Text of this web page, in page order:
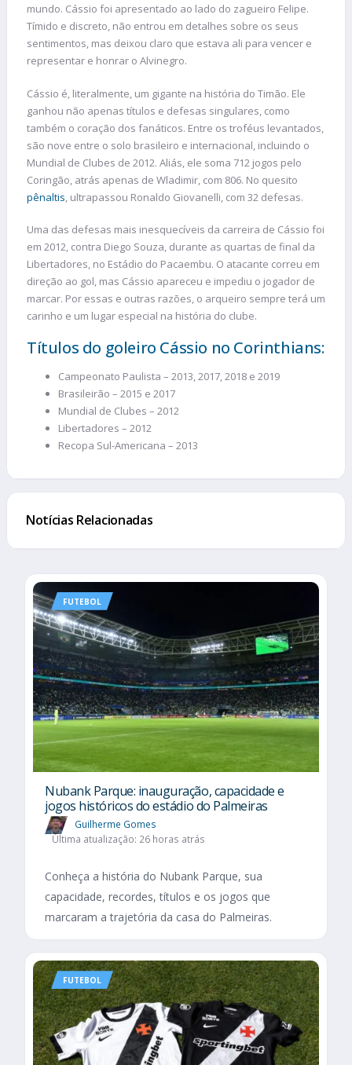
mundo. Cássio foi apresentado ao lado do zagueiro Felipe.
Tímido e discreto, não entrou em detalhes sobre os seus
sentimentos, mas deixou claro que estava ali para vencer e
representar e honrar o Alvinegro.
Cássio é, literalmente, um gigante na história do Timão. Ele
ganhou não apenas títulos e defesas singulares, como
também o coração dos fanáticos. Entre os troféus levantados,
são nove entre o solo brasileiro e internacional, incluindo o
Mundial de Clubes de 2012. Aliás, ele soma 712 jogos pelo
Coringão, atrás apenas de Wladimir, com 806. No quesito
pênaltis, ultrapassou Ronaldo Giovanelli, com 32 defesas.
Uma das defesas mais inesquecíveis da carreira de Cássio foi
em 2012, contra Diego Souza, durante as quartas de final da
Libertadores, no Estádio do Pacaembu. O atacante correu em
direção ao gol, mas Cássio apareceu e impediu o jogador de
marcar. Por essas e outras razões, o arqueiro sempre terá um
carinho e um lugar especial na história do clube.
Títulos do goleiro Cássio no Corinthians:
Campeonato Paulista – 2013, 2017, 2018 e 2019
Brasileirão – 2015 e 2017
Mundial de Clubes – 2012
Libertadores – 2012
Recopa Sul-Americana – 2013
Notícias Relacionadas
FUTEBOL
Nubank Parque: inauguração, capacidade e
jogos históricos do estádio do Palmeiras
Guilherme Gomes
Última atualização: 26 horas atrás
Conheça a história do Nubank Parque, sua
capacidade, recordes, títulos e os jogos que
marcaram a trajetória da casa do Palmeiras.
FUTEBOL